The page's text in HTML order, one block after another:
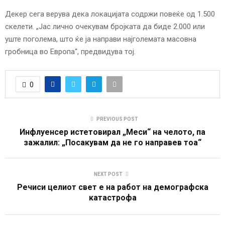
Декер сега верува дека локацијата содржи повеќе од 1.500
скелети. „Јас лично очекувам бројката да биде 2.000 или
уште поголема, што ќе ја направи најголемата масовна
гробница во Европа“, предвидува тој.
0
PREVIOUS POST
Инфлуенсер истетовирал „Меси“ на челото, па
зажалил: „Посакувам да не го направев тоа“
NEXT POST
Речиси целиот свет е на работ на демографска
катастрофа